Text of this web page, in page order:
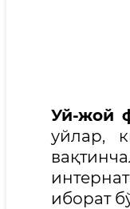
Уй-жой
уйлар,
иборат